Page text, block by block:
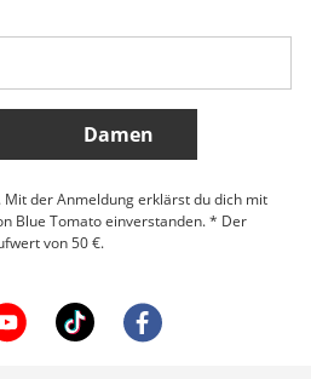
Danmark Norge
Länder
Damen
der Anmeldung erklärst du dich mit
Blue Tomato einverstanden. * Der
von 50 €.